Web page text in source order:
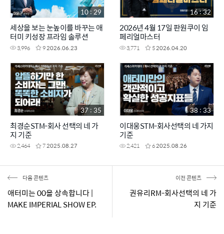
세상을 보는 눈높이를 바꾸는 애
터미 키성장 프라임 솔루션
3,996 92026.06.23
10 : 29
2026년 4월 17일 판원쿠이 임
페리얼마스터
3,771 52026.04.20
16 : 32
최경순STM-회사 선택의 네 가
지 기준
2,464 72025.08.27
37 : 35
이대웅STM-회사선택의 네 가지
기준
2,421 62025.08.26
38 : 33
다음 콘텐츠
애터미는 00을 상속합니다 |
MAKE IMPERIAL SHOW EP.
이전 콘텐츠
권유리RM-회사선택의 네 가
지 기준